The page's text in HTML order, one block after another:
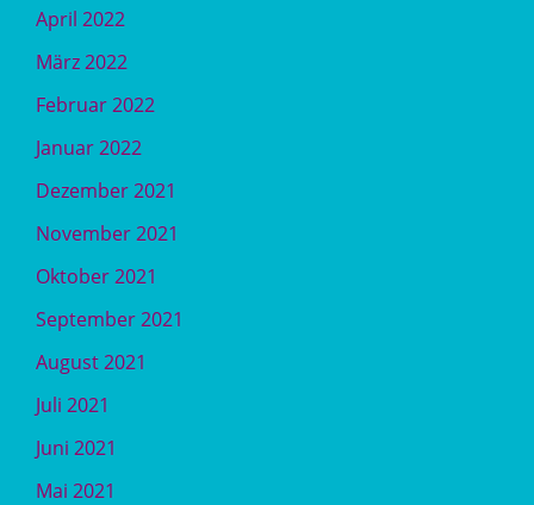
April 2022
März 2022
Februar 2022
Januar 2022
Dezember 2021
November 2021
Oktober 2021
September 2021
August 2021
Juli 2021
Juni 2021
Mai 2021